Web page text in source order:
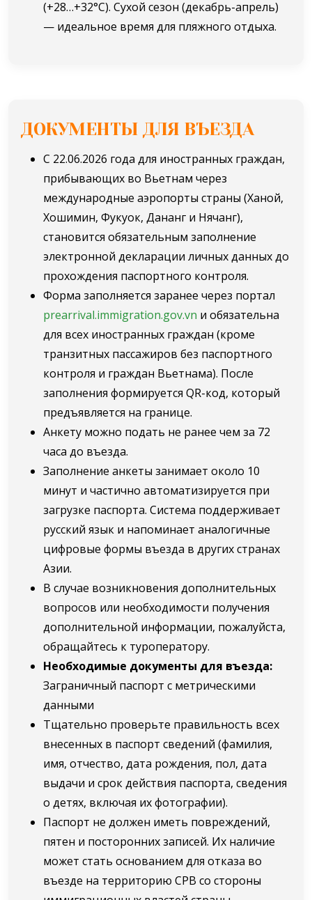
(+28…+32°C). Сухой сезон (декабрь-апрель)
— идеальное время для пляжного отдыха.
ДОКУМЕНТЫ ДЛЯ ВЪЕЗДА
C 22.06.2026 года для иностранных граждан,
прибывающих во Вьетнам через
международные аэропорты страны (Ханой,
Хошимин, Фукуок, Дананг и Нячанг),
становится обязательным заполнение
электронной декларации личных данных до
прохождения паспортного контроля.
Форма заполняется заранее через портал
prearrival.immigration.gov.vn и обязательна
для всех иностранных граждан (кроме
транзитных пассажиров без паспортного
контроля и граждан Вьетнама). После
заполнения формируется QR-код, который
предъявляется на границе.
Анкету можно подать не ранее чем за 72
часа до въезда.
Заполнение анкеты занимает около 10
минут и частично автоматизируется при
загрузке паспорта. Система поддерживает
русский язык и напоминает аналогичные
цифровые формы въезда в других странах
Азии.
В случае возникновения дополнительных
вопросов или необходимости получения
дополнительной информации, пожалуйста,
обращайтесь к туроператору.
Необходимые документы для въезда:
Заграничный паспорт с метрическими
данными
Тщательно проверьте правильность всех
внесенных в паспорт сведений (фамилия,
имя, отчество, дата рождения, пол, дата
выдачи и срок действия паспорта, сведения
о детях, включая их фотографии).
Паспорт не должен иметь повреждений,
пятен и посторонних записей. Их наличие
может стать основанием для отказа во
въезде на территорию СРВ со стороны